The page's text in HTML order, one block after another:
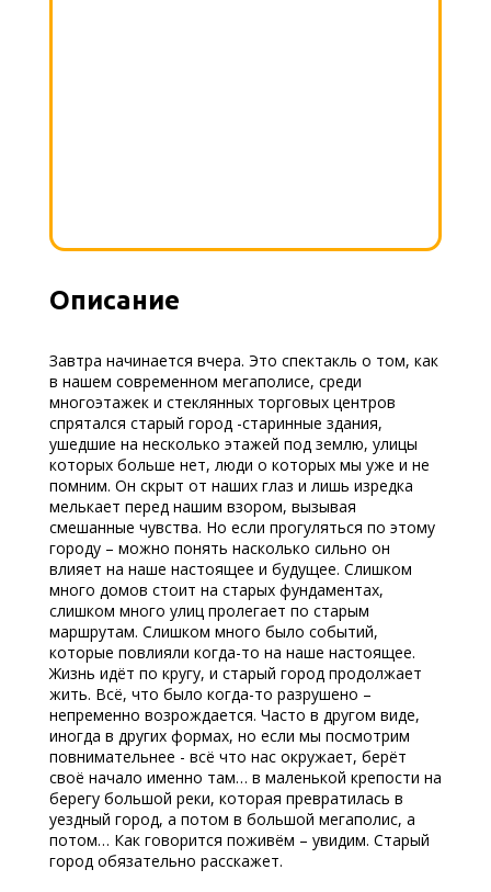
Описание
Завтра начинается вчера. Это спектакль о том, как
в нашем современном мегаполисе, среди
многоэтажек и стеклянных торговых центров
спрятался старый город -старинные здания,
ушедшие на несколько этажей под землю, улицы
которых больше нет, люди о которых мы уже и не
помним. Он скрыт от наших глаз и лишь изредка
мелькает перед нашим взором, вызывая
смешанные чувства. Но если прогуляться по этому
городу – можно понять насколько сильно он
влияет на наше настоящее и будущее. Слишком
много домов стоит на старых фундаментах,
слишком много улиц пролегает по старым
маршрутам. Слишком много было событий,
которые повлияли когда-то на наше настоящее.
Жизнь идёт по кругу, и старый город продолжает
жить. Всё, что было когда-то разрушено –
непременно возрождается. Часто в другом виде,
иногда в других формах, но если мы посмотрим
повнимательнее - всё что нас окружает, берёт
своё начало именно там… в маленькой крепости на
берегу большой реки, которая превратилась в
уездный город, а потом в большой мегаполис, а
потом… Как говорится поживём – увидим. Старый
город обязательно расскажет.